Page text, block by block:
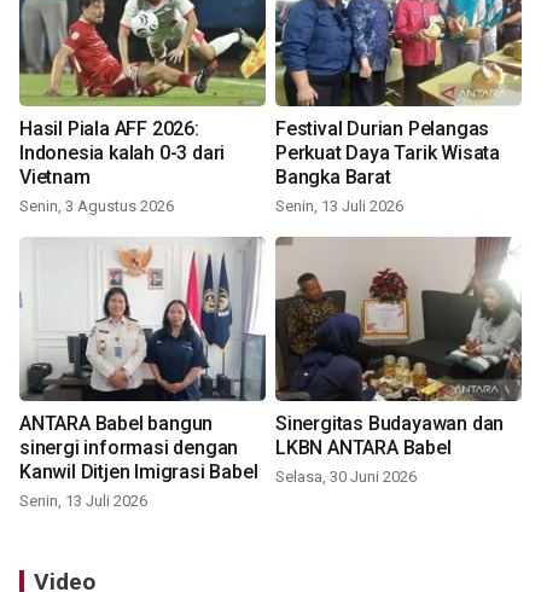
Hasil Piala AFF 2026:
Indonesia kalah 0-3 dari
Vietnam
Senin, 3 Agustus 2026
Festival Durian Pelangas
Perkuat Daya Tarik Wisata
Bangka Barat
Senin, 13 Juli 2026
ANTARA Babel bangun
sinergi informasi dengan
Kanwil Ditjen Imigrasi Babel
Senin, 13 Juli 2026
Sinergitas Budayawan dan
LKBN ANTARA Babel
Selasa, 30 Juni 2026
Video